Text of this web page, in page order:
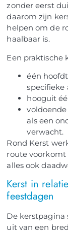
zonder eerst
daarom zijn
helpen om de
haalbaar is.
Een praktische
één
specifieke
hooguit
als een
verwacht.
Rond Kerst
route
alles ook
Kerst in
feestdagen
De kerstpagina
uit van een